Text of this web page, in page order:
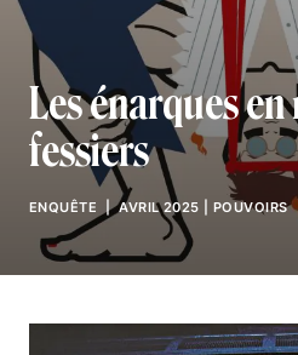
Les énarques
fessiers
ENQUÊTE | AVRIL 2025 |POUVOIRS